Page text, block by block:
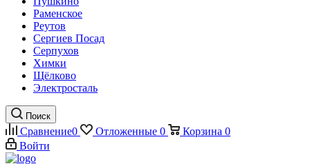
Раменское
Реутов
Сергиев Посад
Серпухов
Химки
Щёлково
Электросталь
Поиск
Сравнение0 Отложенные 0 Корзина 0
Войти